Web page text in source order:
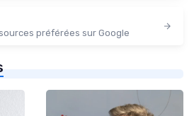
préférées sur Google